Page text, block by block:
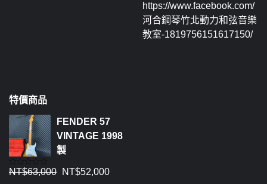
https://www.facebook.com/
河合鋼琴竹北動力和弦音樂
教室-1819756151617150/
特價商品
FENDER 57
VINTAGE 1998
製
評
NT$63,000 NT$52,000